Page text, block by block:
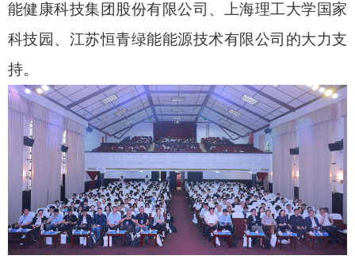
能健康科技集团股份有限公司、上海理工大学国家
科技园、江苏恒青绿能能源技术有限公司的大力支
持。